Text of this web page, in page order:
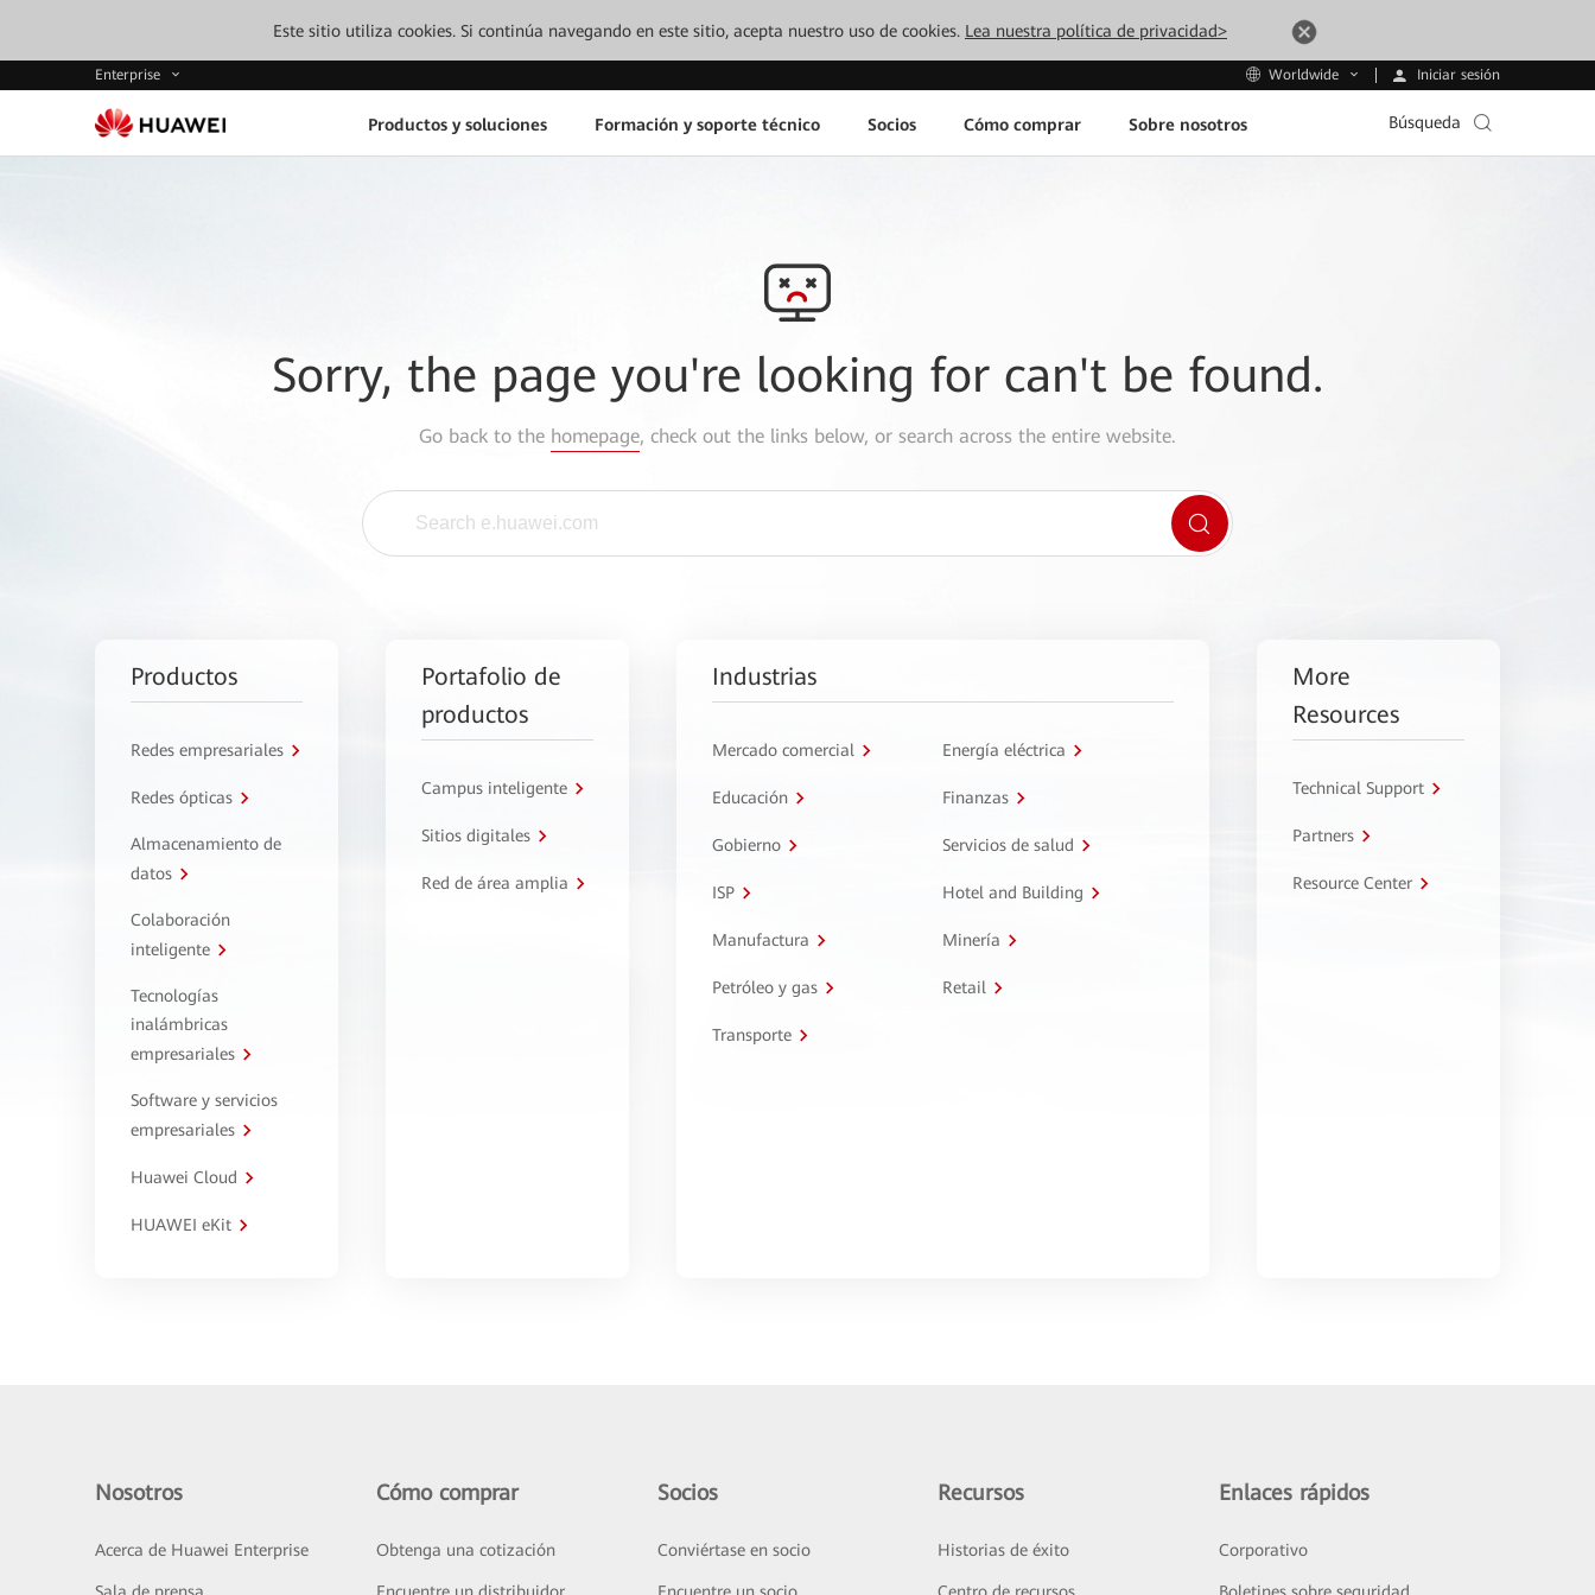
Este sitio utiliza cookies. Si continúa navegando en este sitio, acepta nuestro uso de cookies. Lea nuestra política de privacidad>
Enterprise Worldwide Iniciar sesión
Productos y soluciones Formación y soporte técnico Socios Cómo comprar Sobre nosotros Búsqueda
Sorry, the page you're looking for can't be found.
Go back to the homepage, check out the links below, or search across the entire website.
Productos
Redes empresariales
Redes ópticas
Almacenamiento de
datos
Colaboración
inteligente
Tecnologías
inalámbricas
empresariales
Software y servicios
empresariales
Huawei Cloud
HUAWEI eKit
Portafolio de
productos
Campus inteligente
Sitios digitales
Red de área amplia
Industrias
Mercado comercial Energía eléctrica
Educación Finanzas
Gobierno Servicios de salud
ISP Hotel and Building
Manufactura Minería
Petróleo y gas Retail
Transporte
More
Resources
Technical Support
Partners
Resource Center
Nosotros
Acerca de Huawei Enterprise
Cómo comprar
Obtenga una cotización
Socios
Conviértase en socio
Recursos
Historias de éxito
Enlaces rápidos
Corporativo